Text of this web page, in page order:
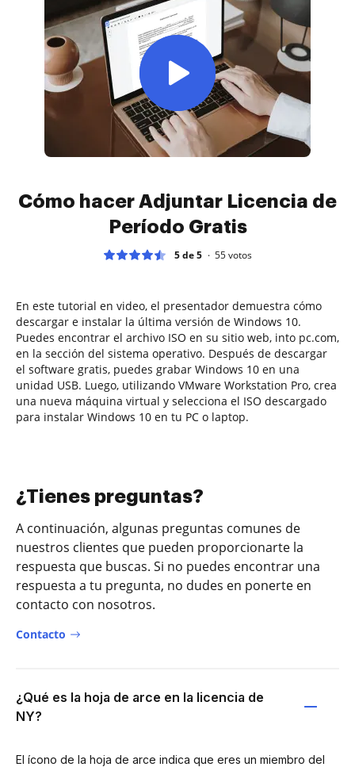
Cómo hacer Adjuntar Licencia de
Período Gratis
5 de 5 55votos
En este tutorial en video, el presentador demuestra cómo
descargar e instalar la última versión de Windows 10.
Puedes encontrar el archivo ISO en su sitio web, into pc.com,
en la sección del sistema operativo. Después de descargar
el software gratis, puedes grabar Windows 10 en una
unidad USB. Luego, utilizando VMware Workstation Pro, crea
una nueva máquina virtual y selecciona el ISO descargado
para instalar Windows 10 en tu PC o laptop.
¿Tienes preguntas?
A continuación, algunas preguntas comunes de
nuestros clientes que pueden proporcionarte la
respuesta que buscas. Si no puedes encontrar una
respuesta a tu pregunta, no dudes en ponerte en
contacto con nosotros.
Contacto
¿Qué es la hoja de arce en la licencia de
NY?
El ícono de la hoja de arce indica que eres un miembro del